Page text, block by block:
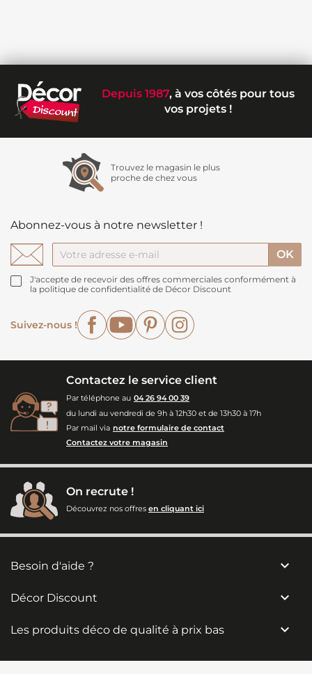
Depuis 1987, à vos côtés pour tous
vos projets !
Trouvez le magasin le plus
proche de chez vous
Abonnez-vous à notre newsletter !
J'accepte de recevoir des offres commerciales conformément à
la politique de confidentialité de Décor Discount
Suivez-nous !
FacebookYouTubePinterest
Contactez le service client
Par téléphone au 04 26 94 00 39
du lundi au vendredi de 9h à 12h30 et de 13h30 à 17h
Par mail via notre formulaire de contact
Contactez votre magasin
On recrute !
Découvrez nos offres en cliquant ici
Besoin d'aide ? 
Décor Discount 
Les produits déco de qualité à prix bas 